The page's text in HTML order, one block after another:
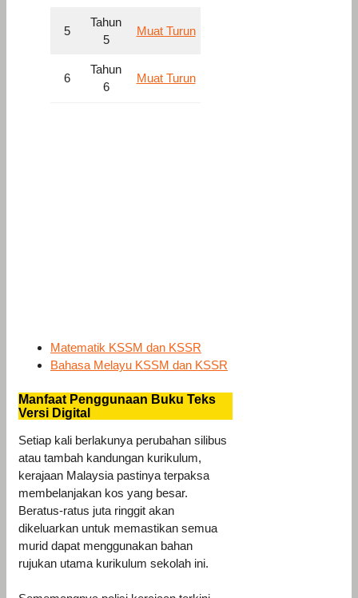
5
Tahun
5
Muat Turun
6
Tahun
6
Muat Turun
Matematik KSSM dan KSSR
Bahasa Melayu KSSM dan KSSR
Manfaat Penggunaan Buku Teks
Versi Digital
Setiap kali berlakunya perubahan silibus
atau tambah kandungan kurikulum,
kerajaan Malaysia pastinya terpaksa
membelanjakan kos yang besar.
Beratus-ratus juta ringgit akan
dikeluarkan untuk memastikan semua
murid dapat menggunakan bahan
rujukan utama kurikulum sekolah ini.